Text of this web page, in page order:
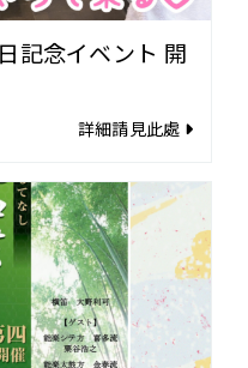
記念イベント 開
詳細請見此處